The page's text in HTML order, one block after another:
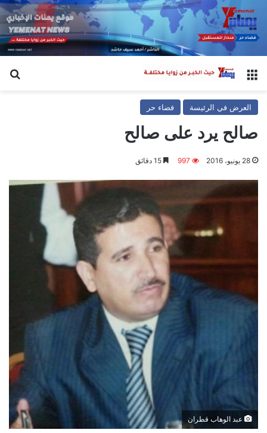
القائمة
العرض في الرئيسة فضاء حر
صالح يرد على صالح
28 يونيو، 2016 997
عبد الوهاب قطران